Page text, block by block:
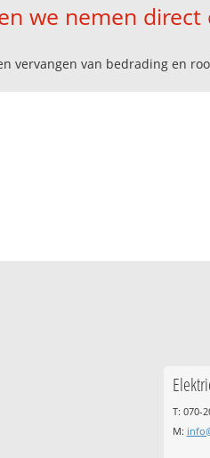
we nemen
vervangen van bedrading en
T: 070-
M: